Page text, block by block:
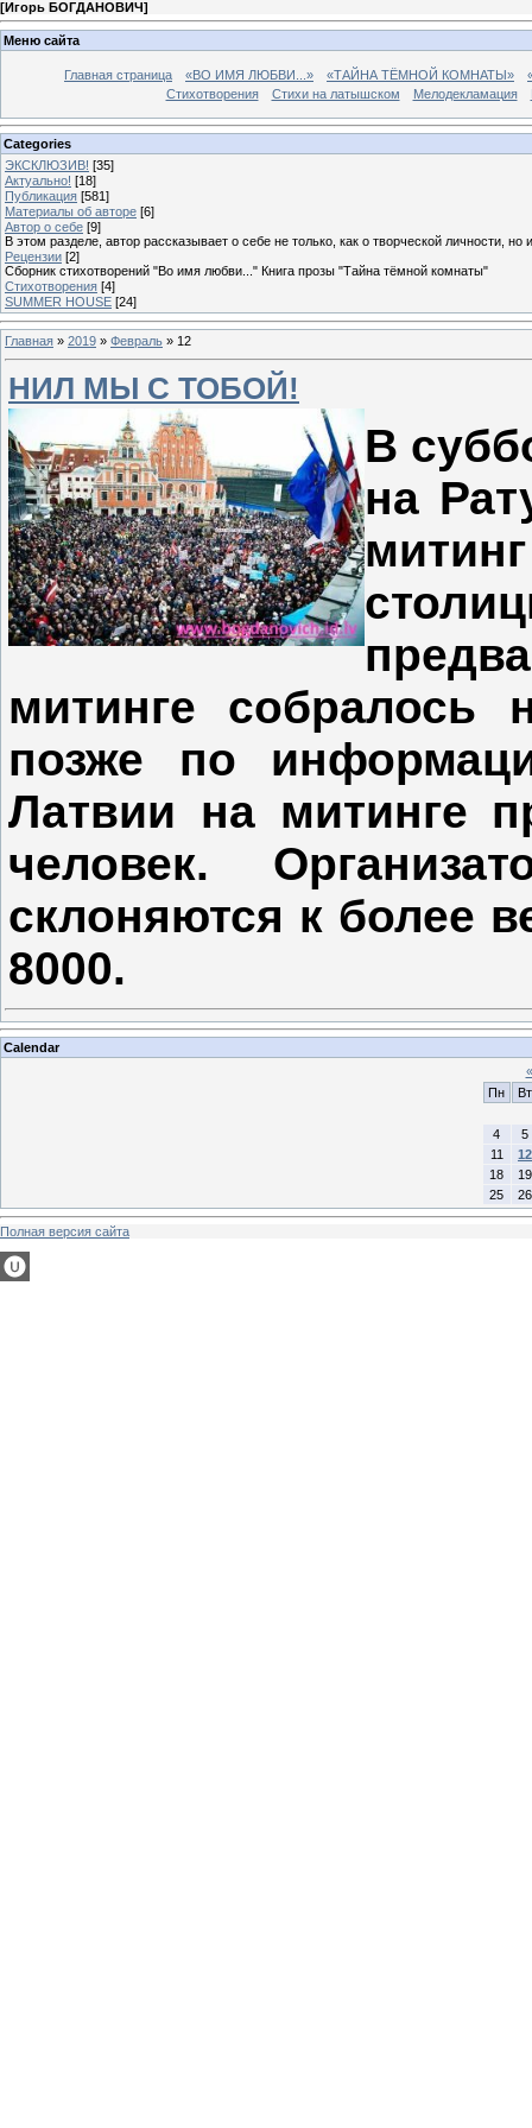
[Игорь БОГДАНОВИЧ]
Меню сайта
Главная страница «ВО ИМЯ ЛЮБВИ...» «ТАЙНА ТЁМНОЙ КОМНАТЫ»
Стихотворения
Стихи на латышском Мелодекламация
Categories
ЭКСКЛЮЗИВ! [35]
Актуально! [18]
Публикация [581]
Материалы об авторе [6]
Автор о себе [9]
В этом разделе, автор рассказывает о себе не только, как о творческой личности,
Рецензии [2]
Сборник стихотворений "Во имя любви..." Книга прозы "Тайна тёмной комнаты"
Стихотворения [4]
SUMMER HOUSE [24]
Главная » 2019 » Февраль » 12
НИЛ МЫ С ТОБОЙ!
В
на
митинге собралось
позже по
Латвии на митинге
человек.
склоняются к более
8000.
Calendar
«
Пн
Вт
4
5
11
12
18
19
25
26
Полная версия сайта